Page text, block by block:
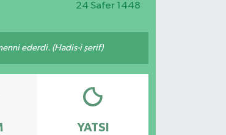
24 Safer 1448
ederdi. (Hadis-i şerif)
YATSI